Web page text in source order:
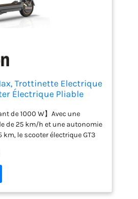
Trottinette Electrique
Électrique Pliable
596Wh,Bras
Tubeless,
de 1000 W】Avec une
de 25 km/h et une autonomie
le scooter électrique GT3
quotidiens. Sa puissance
énergétique lui
les pentes jusqu'à 22%